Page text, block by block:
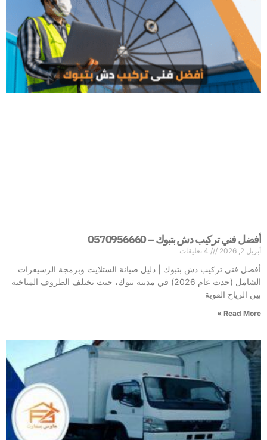
أفضل فني تركيب دش بتبوك – 0570956660
أبريل 2, 2026
أفضل فني تركيب دش بتبوك | دليل صيانة الستلايت وبرمجة الرسيفرات
الشامل (حدث عام 2026) في مدينة تبوك، حيث تختلف الظروف المناخية
بين الرياح القوية
Read More »